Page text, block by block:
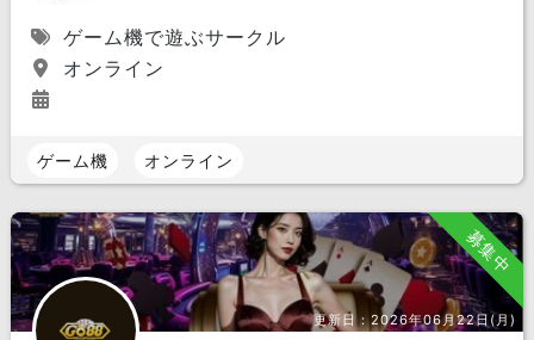
ゲーム機で遊ぶサークル
オンライン
ゲーム機 オンライン
募集中
更新日：2026年06月22日(月)